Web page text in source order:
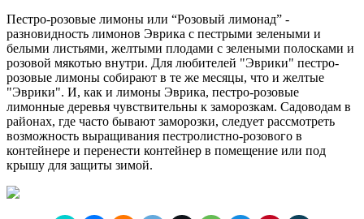
Пестро-розовые лимоны или “Розовый лимонад” -
разновидность лимонов Эврика с пестрыми зелеными и
белыми листьями, желтыми плодами с зелеными полосками и
розовой мякотью внутри. Для любителей "Эврики" пестро-
розовые лимоны собирают в те же месяцы, что и желтые
"Эврики". И, как и лимоны Эврика, пестро-розовые
лимонные деревья чувствительны к заморозкам. Садоводам в
районах, где часто бывают заморозки, следует рассмотреть
возможность выращивания пестролистно-розового в
контейнере и перенести контейнер в помещение или под
крышу для защиты зимой.